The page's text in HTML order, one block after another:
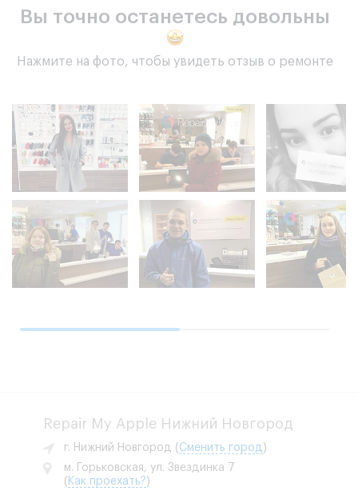
Вы точно останетесь довольны
Нажмите на фото, чтобы увидеть отзыв о ремонте
Repair My Apple Нижний Новгород
г. Нижний Новгород ( Сменить город )
м. Горьковская, ул. Звездинка 7
( Как проехать? )